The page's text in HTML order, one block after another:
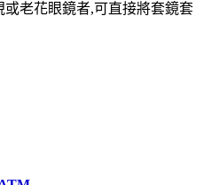
老花眼鏡者,可直接將套鏡套